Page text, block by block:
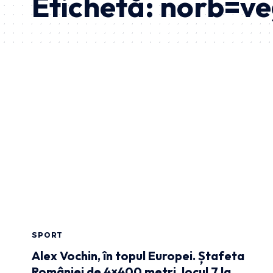
SPORT
Alex Vochin, în topul Europei. Ștafeta